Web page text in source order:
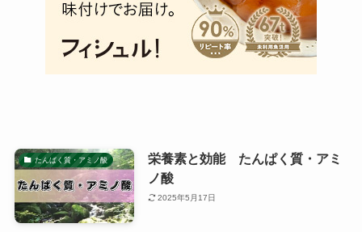
たんぱく質・アミノ酸
栄養素と効能 たんぱく質・アミ
ノ酸
2025年5月17日